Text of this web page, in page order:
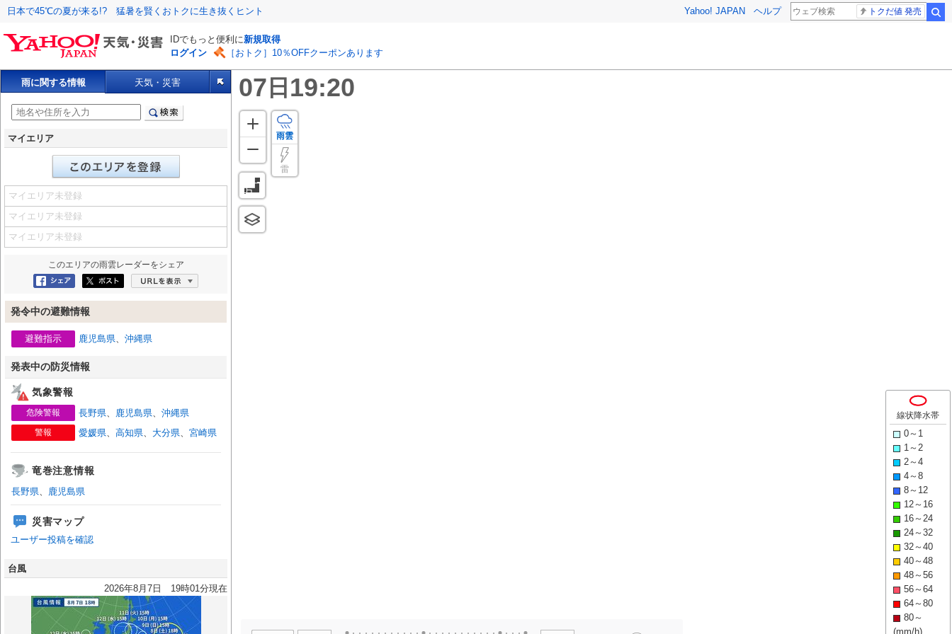
日本で45℃の夏が来る!? 猛暑を賢くおトクに生き抜くヒント Yahoo! JAPAN ヘルプ トクだ値 発売
IDでもっと便利に新規取得
ログイン
［おトク］10％OFFクーポンあります
雨に関する情報 天気・災害
マイエリア
マイエリア未登録
マイエリア未登録
マイエリア未登録
このエリアの雨雲レーダーをシェア
Facebookにシェア
ポスト
発令中の避難情報
避難指示 鹿児島県、 沖縄県
発表中の防災情報
気象警報
危険警報 長野県、 鹿児島県、 沖縄県
警報 愛媛県、 高知県、 大分県、 宮崎県
竜巻注意情報
長野県、 鹿児島県
災害マップ
ユーザー投稿を確認
台風
2026年8月7日 19時01分現在
雨雲
雷
07 日 19:20
線状降水帯
0～1
1～2
2～4
4～8
8～12
12～16
16～24
24～32
32～40
40～48
48～56
56～64
64～80
80～
(mm/h)